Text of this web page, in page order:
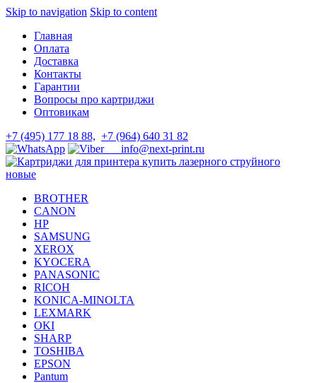
Skip to navigation Skip to content
Главная
Оплата
Доставка
Контакты
Гарантии
Вопросы про картриджи
Оптовикам
+7 (495) 177 18 88, +7 (964) 640 31 82
info@next-print.ru
BROTHER
CANON
HP
SAMSUNG
XEROX
KYOCERA
PANASONIC
RICOH
KONICA-MINOLTA
LEXMARK
OKI
SHARP
TOSHIBA
EPSON
Pantum